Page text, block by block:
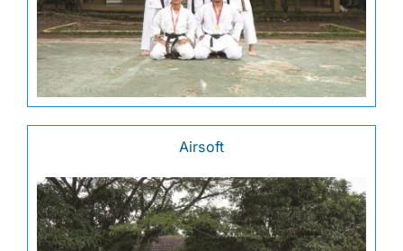
Kontak
Airsoft